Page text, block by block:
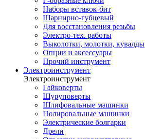
Наборы вставок-бит
Шарнирно-губцевый
Для восстановления резьбы
Электро-тех. работы
Выколотки, молотки, кувалды
Опции и аксессуары
Прочий инструмент
Электроинструмент
Электроинструмент
Гайковерты
Шуруповерты
Шлифовальные машинки
Полировальные машинки
Электрические болгарки
Дрели